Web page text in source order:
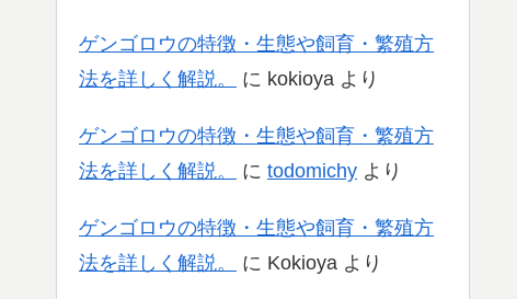
ゲンゴロウの特徴・生態や飼育・繁殖方
法を詳しく解説。
に kokioya より
ゲンゴロウの特徴・生態や飼育・繁殖方
法を詳しく解説。
に todomichy より
ゲンゴロウの特徴・生態や飼育・繁殖方
法を詳しく解説。
に Kokioya より